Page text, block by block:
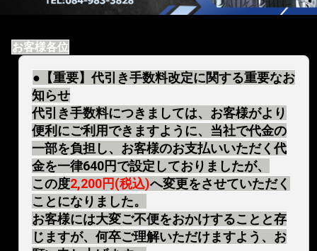
お客様各位
●【重要】代引き手数料改定に関する重要なお
知らせ
代引き手数料につきましては、お客様がより
便利にご利用できますように、当社で代金の
一部を負担し、お客様のお支払いいただく代
金を一律640円で設定しておりましたが、
この度2,200円(税込)へ変更をさせていただく
ことになりました。
お客様には大変ご不便をおかけすることと存
じますが、何卒ご理解いただけますよう、お